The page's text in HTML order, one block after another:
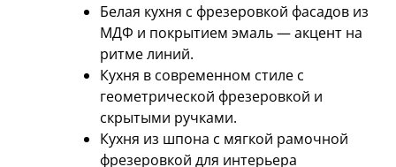
Белая кухня с фрезеровкой фасадов из
МДФ и покрытием эмаль — акцент на
ритме линий.
Кухня в современном стиле с
геометрической фрезеровкой и
скрытыми ручками.
Кухня из шпона с мягкой рамочной
фрезеровкой для интерьера